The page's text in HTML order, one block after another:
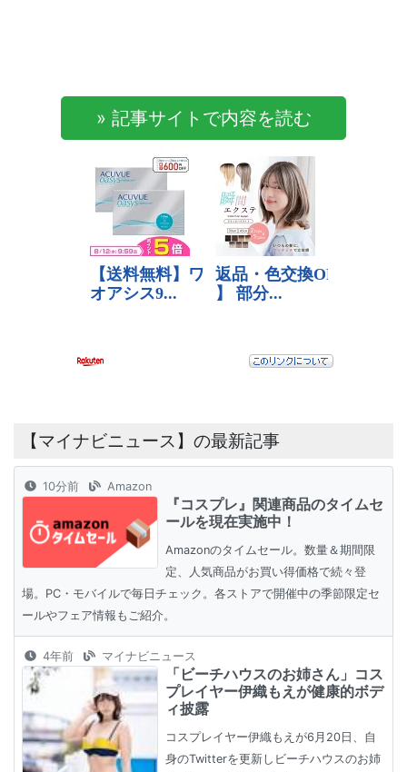
» 記事サイトで内容を読む
【マイナビニュース】の最新記事
10分前 Amazon
『コスプレ』関連商品のタイムセ
ールを現在実施中！
Amazonのタイムセール。数量＆期間限
定、人気商品がお買い得価格で続々登
場。PC・モバイルで毎日チェック。各ストアで開催中の季節限定セ
ールやフェア情報もご紹介。
4年前 マイナビニュース
「ビーチハウスのお姉さん」コス
プレイヤー伊織もえが健康的ボデ
ィ披露
コスプレイヤー伊織もえが6月20日、自
身のTwitterを更新しビーチハウスのお姉